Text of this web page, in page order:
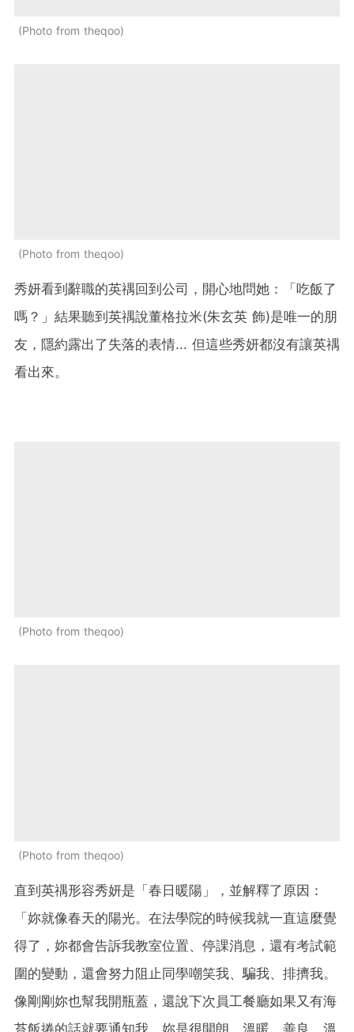
Photo from theqoo
Photo from theqoo
秀妍看到辭職的英禑回到公司，開心地問她：「吃飯了
嗎？」結果聽到英禑說董格拉米(朱玄英 飾)是唯一的朋
友，隱約露出了失落的表情... 但這些秀妍都沒有讓英禑
看出來。
Photo from theqoo
Photo from theqoo
直到英禑形容秀妍是「春日暖陽」，並解釋了原因：
「妳就像春天的陽光。在法學院的時候我就一直這麼覺
得了，妳都會告訴我教室位置、停課消息，還有考試範
圍的變動，還會努力阻止同學嘲笑我、騙我、排擠我。
像剛剛妳也幫我開瓶蓋，還說下次員工餐廳如果又有海
苔飯捲的話就要通知我。妳是很開朗、溫暖、善良、溫